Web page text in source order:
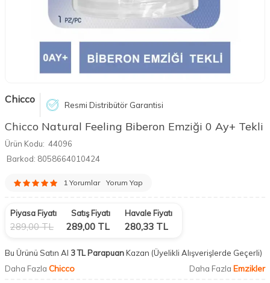
Chicco Resmi Distribütör Garantisi
Chicco Natural Feeling Biberon Emziği 0 Ay+ Tekli
Ürün Kodu: 44096
Barkod: 8058664010424
1 Yorumlar Yorum Yap
Piyasa Fiyatı
289,00TL
Satış Fiyatı
289,00 TL
Havale Fiyatı
280,33 TL
Bu Ürünü Satın Al 3 TL ParapuanKazan (Üyelikli Alışverişlerde Geçerli)
Daha Fazla Chicco Daha Fazla Emzikler